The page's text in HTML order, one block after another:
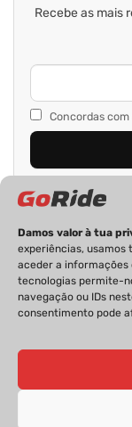
Damos valor à tua
experiências, usamos
aceder a informações
tecnologias permite-
navegação ou IDs
consentimento pode
Recebe as mais
Concordas com
PRIVACIDADE